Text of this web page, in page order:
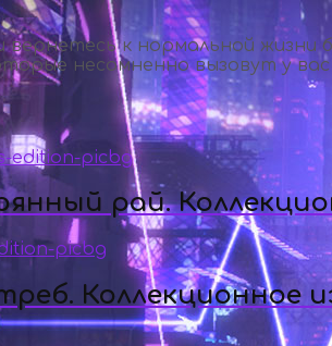
к нормальной жизни
несомненно вызовут у вас
рай.
Коллекционное